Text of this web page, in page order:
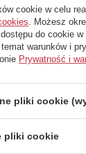
W26
cookie w celu
. Możesz
do cookie w
warunków i
Prywatność i
pliki cookie
pliki cookie